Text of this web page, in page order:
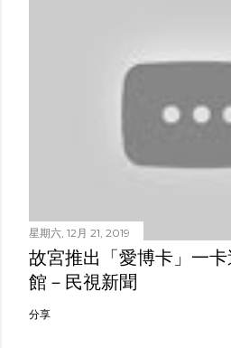
星期六, 12月 21, 2019
故宮推出「愛博卡」一
館－民視新聞
分享